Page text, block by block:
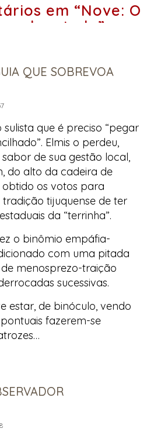
em “Nove: O
a deputado”
QUE SOBREVOA
sulista que é preciso “pegar
Elmis o perdeu,
de sua gestão local,
do alto da cadeira de
obtido os votos para
tijuquense de ter
da “terrinha”.
o binômio empáfia-
com uma pitada
menosprezo-traição
sucessivas.
estar, de binóculo, vendo
fazerem-se